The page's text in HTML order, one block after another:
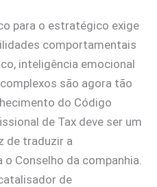
para o estratégico exige
comportamentais
inteligência emocional
são agora tão
do Código
de Tax deve ser um
de traduzir a
Conselho da companhia.
de